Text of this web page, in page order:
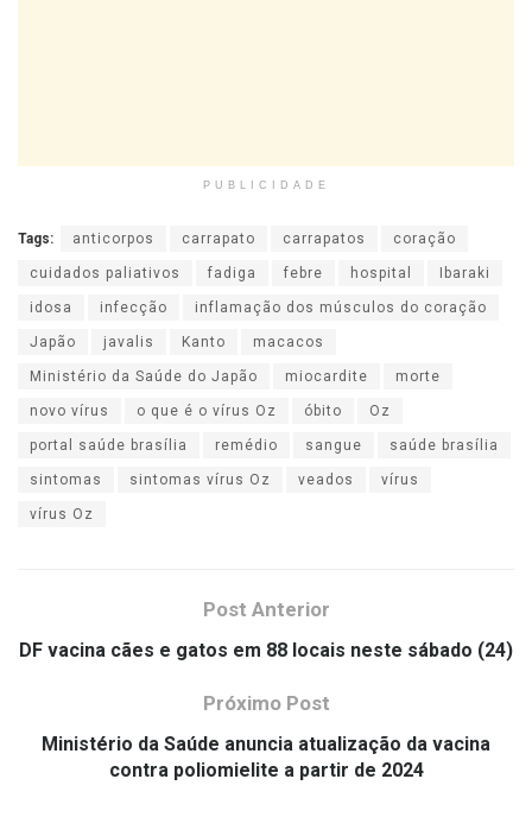
PUBLICIDADE
Tags: anticorpos carrapato carrapatos coração
cuidados paliativos fadiga febre hospital Ibaraki
idosa infecção inflamação dos músculos do coração
Japão javalis Kanto macacos
Ministério da Saúde do Japão miocardite morte
novo vírus o que é o vírus Oz óbito Oz
portal saúde brasília remédio sangue saúde brasília
sintomas sintomas vírus Oz veados vírus
vírus Oz
Post Anterior
DF vacina cães e gatos em 88 locais neste sábado (24)
Próximo Post
Ministério da Saúde anuncia atualização da vacina
contra poliomielite a partir de 2024